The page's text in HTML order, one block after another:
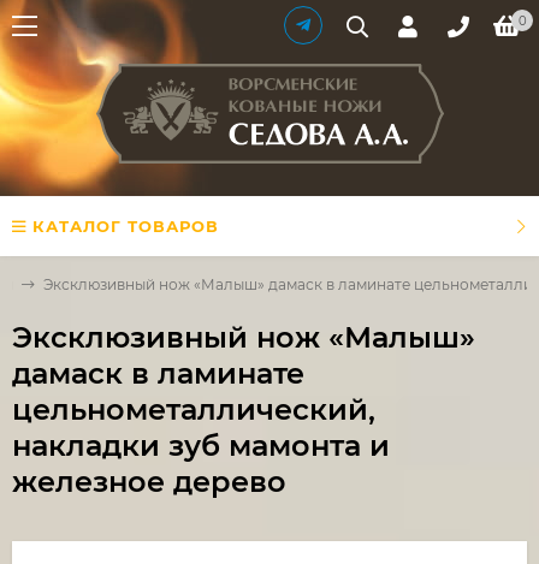
0
КАТАЛОГ ТОВАРОВ
Эксклюзивный нож «Малыш» дамаск в ламинате
Эксклюзивный нож «Малыш»
дамаск в ламинате
цельнометаллический,
накладки зуб мамонта и
железное дерево